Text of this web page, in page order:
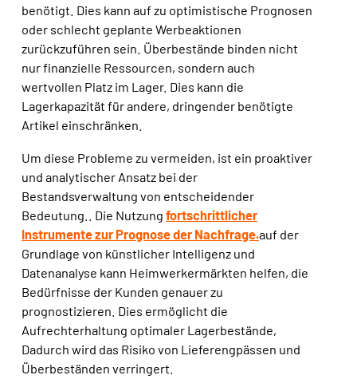
benötigt. Dies kann auf zu optimistische Prognosen
oder schlecht geplante Werbeaktionen
zurückzuführen sein. Überbestände binden nicht
nur finanzielle Ressourcen, sondern auch
wertvollen Platz im Lager. Dies kann die
Lagerkapazität für andere, dringender benötigte
Artikel einschränken
Um diese Probleme zu vermeiden, ist ein proaktiver
und analytischer Ansatz bei der
Bestandsverwaltung von entscheidender
Bedeutung.
. Die Nutzung fortschrittlicher
Instrumente zur Prognose der Nachfrage.auf der
Grundlage von künstlicher Intelligenz und
Datenanalyse kann Heimwerkermärkten helfen, die
Bedürfnisse der Kunden genauer zu
prognostizieren. Dies ermöglicht die
Aufrechterhaltung optimaler Lagerbestände,
Dadurch wird das Risiko von Lieferengpässen und
Überbeständen verringert.